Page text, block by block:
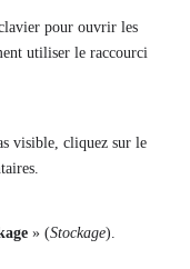
pour ouvrir les
utiliser le raccourci
visible, cliquez sur le
» (Stockage).